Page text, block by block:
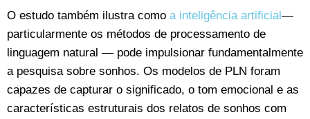
O estudo também ilustra como a inteligência artificial—
particularmente os métodos de processamento de
linguagem natural — pode impulsionar fundamentalmente
a pesquisa sobre sonhos. Os modelos de PLN foram
capazes de capturar o significado, o tom emocional e as
características estruturais dos relatos de sonhos com